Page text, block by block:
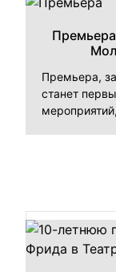
Премьера,
станет